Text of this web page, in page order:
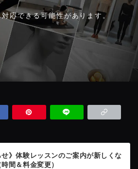
応できる可能性があります。
せ》体験レッスンのご案内が新しくな
間＆料金変更）